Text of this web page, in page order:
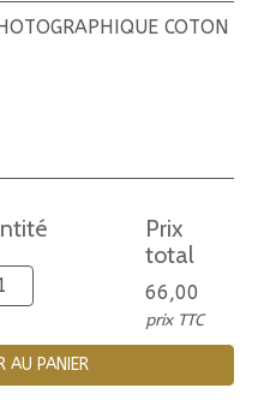
COTON
Prix
total
66,00
prix TTC
AU PANIER